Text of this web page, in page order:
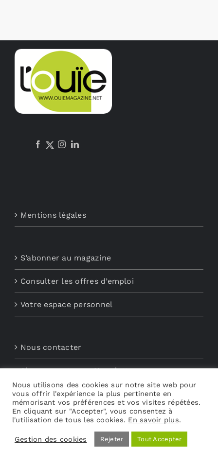
Mentions légales
S’abonner au magazine
Consulter les offres d’emploi
Votre espace personnel
Nous contacter
Abonnements aux Newsletters
Découvrez My Audio
Nous utilisons des cookies sur notre site web pour
vous offrir l'expérience la plus pertinente en
mémorisant vos préférences et vos visites répétées.
En cliquant sur "Accepter", vous consentez à
l'utilisation de tous les cookies. En savoir plus.
Gestion des cookies Rejeter Tout Accepter